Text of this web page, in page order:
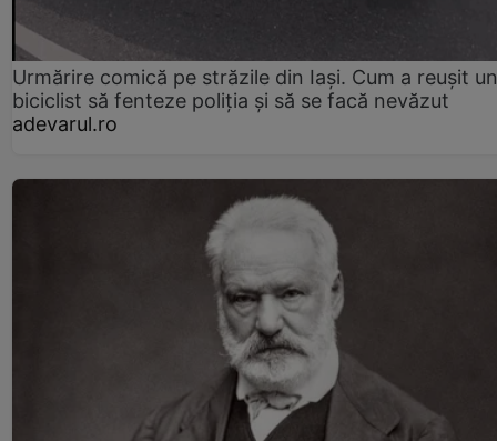
Urmărire comică pe străzile din Iași. Cum a reușit un
biciclist să fenteze poliția și să se facă nevăzut
adevarul.ro